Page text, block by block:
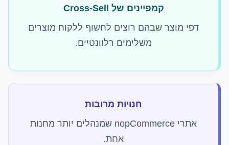
קמפיינים של Cross-Sell
דפי מוצר שבהם רוצים לחשוף ללקוח מוצרים
משלימים רלוונטיים.
חנויות מרובות
אתרי nopCommerce שמנהלים יותר מחנות
אחת.